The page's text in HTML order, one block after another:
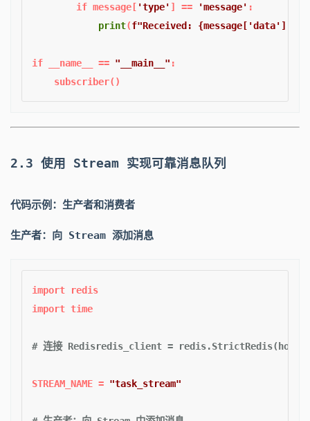
if message[ 'type' ] == 'message' :
print(f"Received: {message[ 'data'
if __name__ == "__main__" :
2.3 使用 Stream 实现可靠消息队列
代码示例：生产者和消费者
生产者：向 Stream 添加消息
import
import time
# 连接 Redisredis_client =
STREAM_NAME = "task_stream"